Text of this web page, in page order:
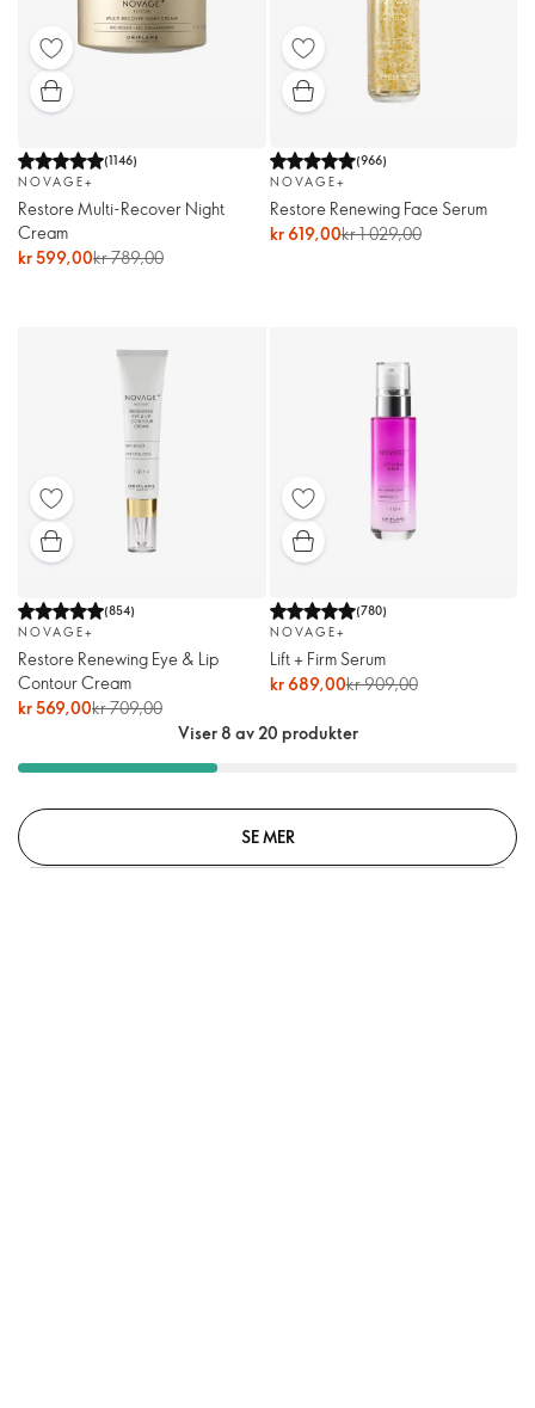
(1146)
NOVAGE+
Restore Multi-Recover Night
Cream
kr 599,00kr 789,00
(966)
NOVAGE+
Restore Renewing Face Serum
kr 619,00kr 1 029,00
(854)
NOVAGE+
Restore Renewing Eye & Lip
Contour Cream
kr 569,00kr 709,00
(780)
NOVAGE+
Lift + Firm Serum
kr 689,00kr 909,00
Viser 8 av 20 produkter
SE MER